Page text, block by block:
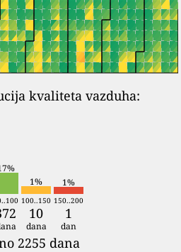
kvaliteta vazduha:
1%
1%
100..150 150..200
10 1
dana dan
2255 dana